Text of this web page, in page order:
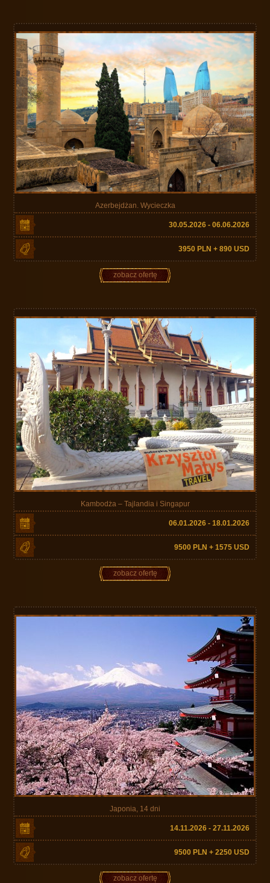
Azerbejdżan. Wycieczka
30.05.2026 - 06.06.2026
3950 PLN + 890 USD
zobacz ofertę
Kambodża – Tajlandia i Singapur
06.01.2026 - 18.01.2026
9500 PLN + 1575 USD
zobacz ofertę
Japonia, 14 dni
14.11.2026 - 27.11.2026
9500 PLN + 2250 USD
zobacz ofertę